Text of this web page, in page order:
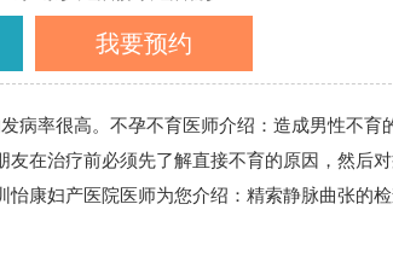
我要预约
病率很高。不孕不育医师介绍：造成男性不育
在治疗前必须先了解直接不育的原因，然后
康妇产医院医师为您介绍：精索静脉曲张的